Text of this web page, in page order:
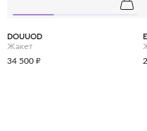
DOUUOD
Жакет
34 500 ₽